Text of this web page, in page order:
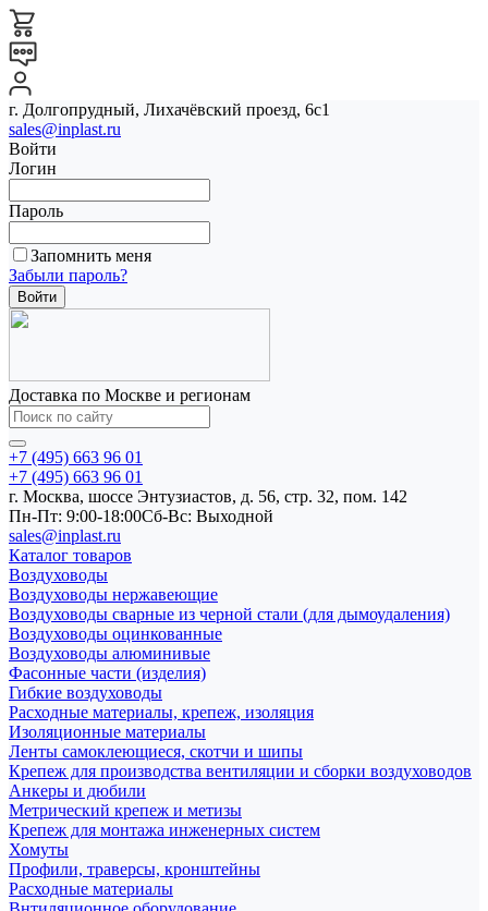
г. Долгопрудный, Лихачёвский проезд, 6с1
sales@inplast.ru
Войти
Логин
Пароль
Запомнить меня
Забыли пароль?
Доставка по Москве и регионам
+7 (495) 663 96 01
+7 (495) 663 96 01
г. Москва, шоссе Энтузиастов, д. 56, стр. 32, пом. 142
Пн-Пт: 9:00-18:00Cб-Вс: Выходной
sales@inplast.ru
Каталог товаров
Воздуховоды
Воздуховоды нержавеющие
Воздуховоды сварные из черной стали (для дымоудаления)
Воздуховоды оцинкованные
Воздуховоды алюминивые
Фасонные части (изделия)
Гибкие воздуховоды
Расходные материалы, крепеж, изоляция
Изоляционные материалы
Ленты самоклеющиеся, скотчи и шипы
Крепеж для производства вентиляции и сборки воздуховодов
Анкеры и дюбили
Метрический крепеж и метизы
Крепеж для монтажа инженерных систем
Хомуты
Профили, траверсы, кронштейны
Расходные материалы